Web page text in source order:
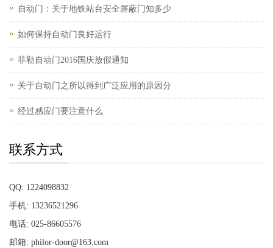
自动门：关于地铁站台安全屏蔽门知多少
如何保持自动门良好运行
菲勒自动门2016国庆放假通知
关于自动门之所以得到广泛应用的原因分
经过感应门要注意什么
联系方式
QQ: 1224098832
手机: 13236521296
电话: 025-86605576
邮箱: philor-door@163.com